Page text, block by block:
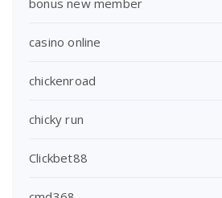
casino online
chickenroad
chicky run
Clickbet88